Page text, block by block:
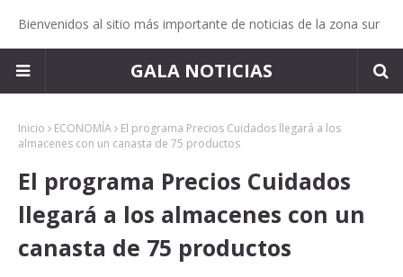
Bienvenidos al sitio más importante de noticias de la zona sur
GALA NOTICIAS
Inicio ECONOMÍA
El programa Precios Cuidados llegará a los
almacenes con un canasta de 75 productos
El programa Precios Cuidados
llegará a los almacenes con un
canasta de 75 productos